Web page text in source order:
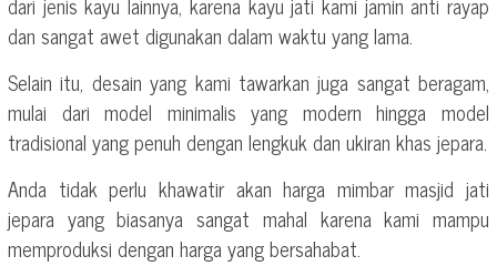
dan sangat awet digunakan dalam waktu yang lama.
Selain itu, desain yang kami tawarkan juga sangat beragam,
mulai dari model minimalis yang modern hingga model
tradisional yang penuh dengan lengkuk dan ukiran khas jepara.
Anda tidak perlu khawatir akan harga mimbar masjid jati
jepara yang biasanya sangat mahal karena kami mampu
memproduksi dengan harga yang bersahabat.